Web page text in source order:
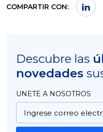
COMPARTIR CON:
Descubre las
novedades
UNETE A NOSOTROS